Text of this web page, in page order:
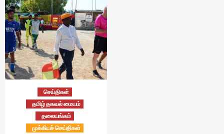
செய்திகள்
தமிழ் தகவல் மையம்
தலையங்கம்
முக்கியச் செய்திகள்